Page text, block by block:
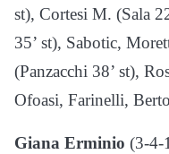
st), Cortesi M. (Sala
35’ st), Sabotic,
(Panzacchi 38’ st),
Ofoasi, Farinelli,
Giana Erminio (3-4-